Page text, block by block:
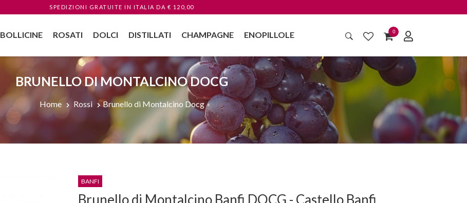
SPEDIZIONI GRATUITE IN ITALIA DA € 120,00
BOLLICINE ROSATI DOLCI DISTILLATI CHAMPAGNE ENOPILLOLE 0
BRUNELLO DI MONTALCINO DOCG
Home Rossi Brunello di Montalcino Docg
BANFI
Brunello di Montalcino Banfi DOCG - Castello Banfi